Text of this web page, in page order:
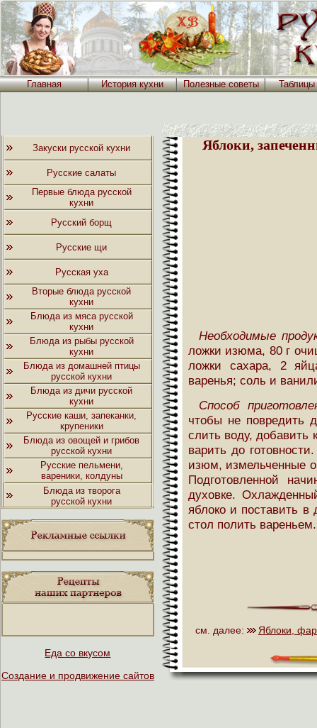
Главная История кухни Полезные советы
Закуски русской кухни
Русские салаты
Первые блюда русской
кухни
Русский борщ
Русские щи
Русская уха
Вторые блюда русской
кухни
Блюда из мяса русской
кухни
Блюда из рыбы русской
кухни
Блюда из домашней птицы
русской кухни
Блюда из дичи русской
кухни
Русские каши, запеканки,
крупеники
Блюда из овощей и грибов
русской кухни
Русские пельмени,
вареники, колдуны
Блюда из творога
русской кухни
Еда со вкусом
Создание и продвижение сайтов
Яблоки,
Необходимые
ложки изюма, 80 г
ложки сахара, 2
варенья; соль и
Способ
чтобы не повредить
слить воду, добавить
варить до
изюм, измельченные
Подготовленной
духовке.
яблоко и поставить
стол полить вареньем.
см. далее: Яблоки,